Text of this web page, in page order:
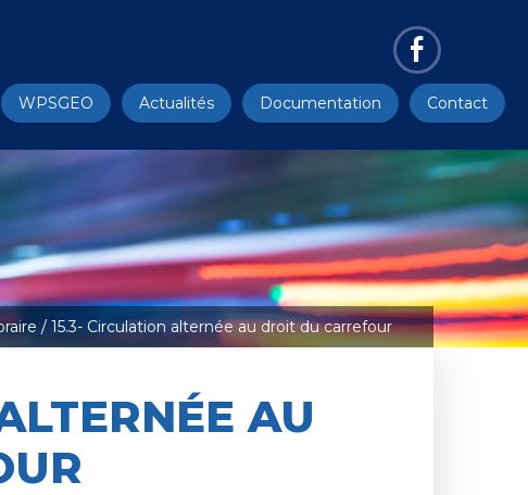
WPSGEO Actualités Documentation Contact
/ 15.3- Circulation alternée au droit du carrefour
AU